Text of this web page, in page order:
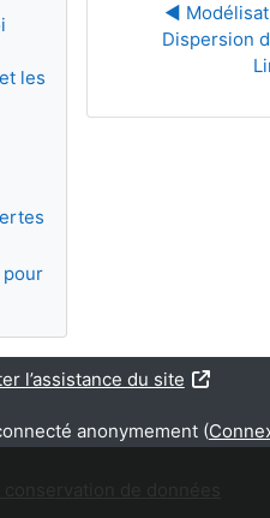
◀︎
Dispersion
les
pour
l’assistance du site
anonymement (